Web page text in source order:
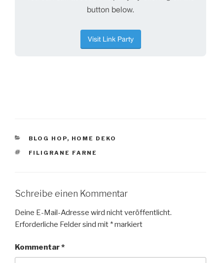
KATEGORIEN
BLOG HOP, HOME DEKO
SCHLAGWÖRTER
FILIGRANE FARNE
Schreibe einen Kommentar
Deine E-Mail-Adresse wird nicht veröffentlicht.
Erforderliche Felder sind mit *markiert
Kommentar*